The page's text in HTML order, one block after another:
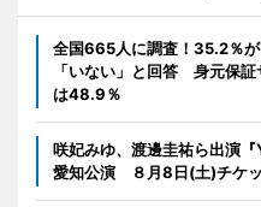
全国665人に調査！35.2％
「いない」と回答 身元保証
は48.9％
咲妃みゆ、渡邊圭祐ら出演
愛知公演 ８月8日(土)チケッ